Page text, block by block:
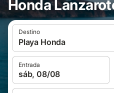
Honda
Destino
Playa Honda
Entrada
sáb, 08/08